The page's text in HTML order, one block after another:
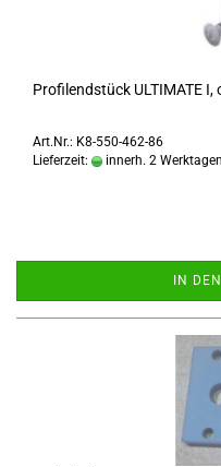
Pro­fi­lend­stück UL­TI­MA­TE
Art.Nr.: K8-550-462-86
Lieferzeit:
innerh. 2
IN